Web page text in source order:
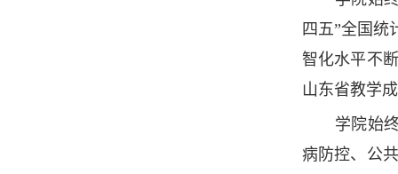
四五”全国统
智化水平不
山东省教学
学院始
病防控、公